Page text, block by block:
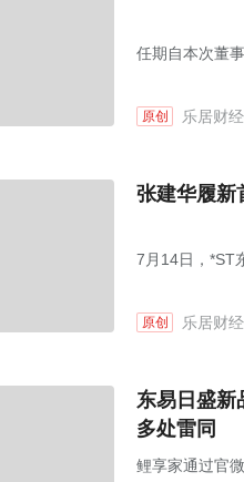
任期自本次董
原创 乐居财经
张建华履新
7月14日，*ST
原创 乐居财经
东易日盛新
多处雷同
鲤享家通过官